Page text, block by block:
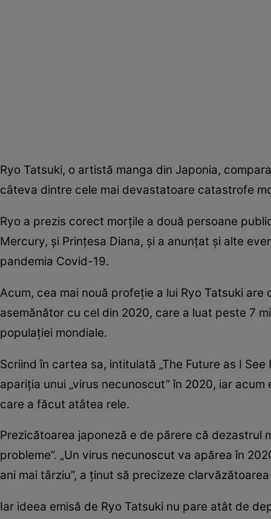
Ryo Tatsuki, o artistă manga din Japonia,
câteva dintre cele mai devastatoare catastrofe
Ryo a prezis corect morțile a două persoane
Mercury, și Prințesa Diana, și a anunțat și alte
pandemia Covid-19.
Acum, cea mai nouă profeție a lui Ryo Tatsuki
asemănător cu cel din 2020, care a luat peste 7
populației mondiale.
Scriind în cartea sa, intitulată „The Future as I
apariția unui „virus necunoscut” în 2020, iar
care a făcut atâtea rele.
Prezicătoarea japoneză e de părere că dezastrul
probleme”. „Un virus necunoscut va apărea în
ani mai târziu”, a ținut să precizeze
Iar ideea emisă de Ryo Tatsuki nu pare atât de